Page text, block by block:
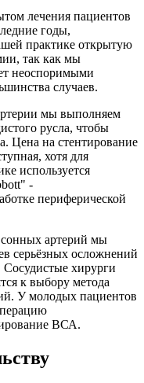
лечения пациентов
годы,
практике открытую
так как мы
неоспоримыми
случаев.
мы выполняем
русла, чтобы
Цена на стентирование
хотя для
используется
-
периферической
сонных артерий мы
серьёзных осложнений
Сосудистые хирурги
к выбору метода
У молодых пациентов
ВСА.